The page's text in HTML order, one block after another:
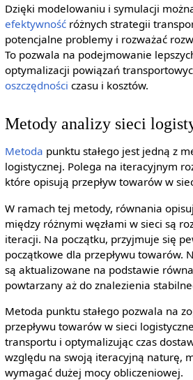
Dzięki modelowaniu i symulacji
efektywnośćróżnych strategii
potencjalne problemy i rozważać
To pozwala na podejmowanie
optymalizacji powiązań
oszczędności czasu i kosztów.
Metody analizy sieci
Metoda punktu stałego jest jedną z
logistycznej. Polega na iteracyjnym
które opisują przepływ towarów w
W ramach tej metody, równania
między różnymi węzłami w sieci są
iteracji. Na początku, przyjmuje się
początkowe dla przepływu towarów.
są aktualizowane na podstawie
powtarzany aż do znalezienia
Metoda punktu stałego pozwala na
przepływu towarów w sieci
transportu i optymalizując czas
względu na swoją iteracyjną naturę,
wymagać dużej mocy obliczeniowej.